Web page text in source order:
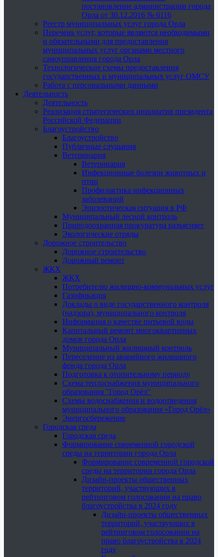
постановление администрации города
Орла от 30.12.2016 № 6116
Реестр муниципальных услуг города Орла
Перечень услуг, которые являются необходимыми
и обязательными для предоставления
муниципальных услуг органами местного
самоуправления города Орла
Технологические схемы предоставления
государственных и муниципальных услуг ОМСУ
Работа с персональными данными
Деятельность
Деятельность
Реализация стратегических инициатив президента
Российской Федерации
Благоустройство
Благоустройство
Публичные слушания
Ветеринария
Ветеринария
Инфекционные болезни животных и
птиц
Профилактика инфекционных
заболеваний
Эпизоотическая ситуация в РФ
Муниципальный лесной контроль
Природоохранная прокуратура разъясняет
Экологические отряды
Дорожное строительство
Дорожное строительство
Дорожный ремонт
ЖКХ
ЖКХ
Потребителю жилищно-коммунальных услуг
Газификация
Доклады о виде государственного контроля
(надзора), муниципального контроля
Информация о качестве питьевой воды
Капитальный ремонт многоквартирных
домов города Орла
Муниципальный жилищный контроль
Переселение из аварийного жилищного
фонда города Орла
Подготовка к отопительному периоду
Схема теплоснабжения муниципального
образования "Город Орёл"
Схемы водоснабжения и водоотведения
муниципального образования «Город Орёл»
Энергосбережение
Городская среда
Городская среда
Формирование современной городской
среды на территории города Орла
Формирование современной городской
среды на территории города Орла
Дизайн-проекты общественных
территорий, участвующих в
рейтинговом голосовании на право
благоустройства в 2024 году
Дизайн-проекты общественных
территорий, участвующих в
рейтинговом голосовании на
право благоустройства в 2024
году